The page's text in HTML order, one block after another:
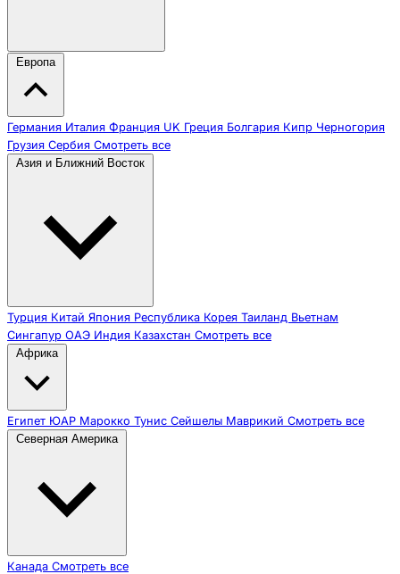
Европа
Германия Италия Франция UK Греция Болгария Кипр Черногория
Грузия Сербия Смотреть все
Азия и Ближний Восток
Турция Китай Япония Республика Корея Таиланд Вьетнам
Сингапур ОАЭ Индия Казахстан Смотреть все
Африка
Египет ЮАР Марокко Тунис Сейшелы Маврикий Смотреть все
Северная Америка
Канада Смотреть все